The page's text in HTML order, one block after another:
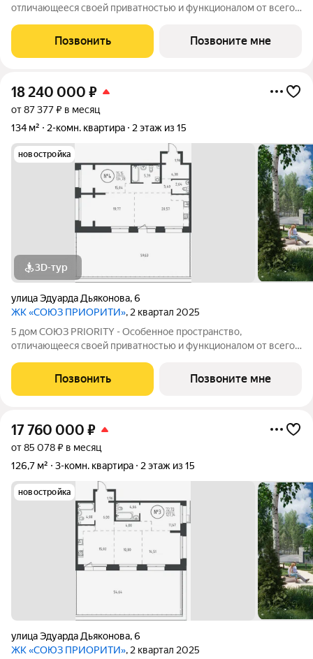
отличающееся своей приватностью и функционалом от всего
предпочитает более камерный формат жилья чувствовал себя
дома. Дом высотой 9 этажей с
Позвонить Позвоните мне
18 240 000 ₽
от 87 377 ₽ в месяц
134 м²
2-комн. квартира 2 этаж из 15
новостройка
3D-тур
улица Эдуарда Дьяконова,6
ЖК «СОЮЗ ПРИОРИТИ», 2 квартал 2025
5 дом СОЮЗ PRIORITY - Особенное пространство,
отличающееся своей приватностью и функционалом от всего
предпочитает более камерный формат жилья чувствовал себя
дома. Дом, обладающий потрясающими
Позвонить Позвоните мне
17 760 000 ₽
от 85 078 ₽ в месяц
126,7 м²
3-комн. квартира 2 этаж из 15
новостройка
улица Эдуарда Дьяконова,6
ЖК «СОЮЗ ПРИОРИТИ», 2 квартал 2025